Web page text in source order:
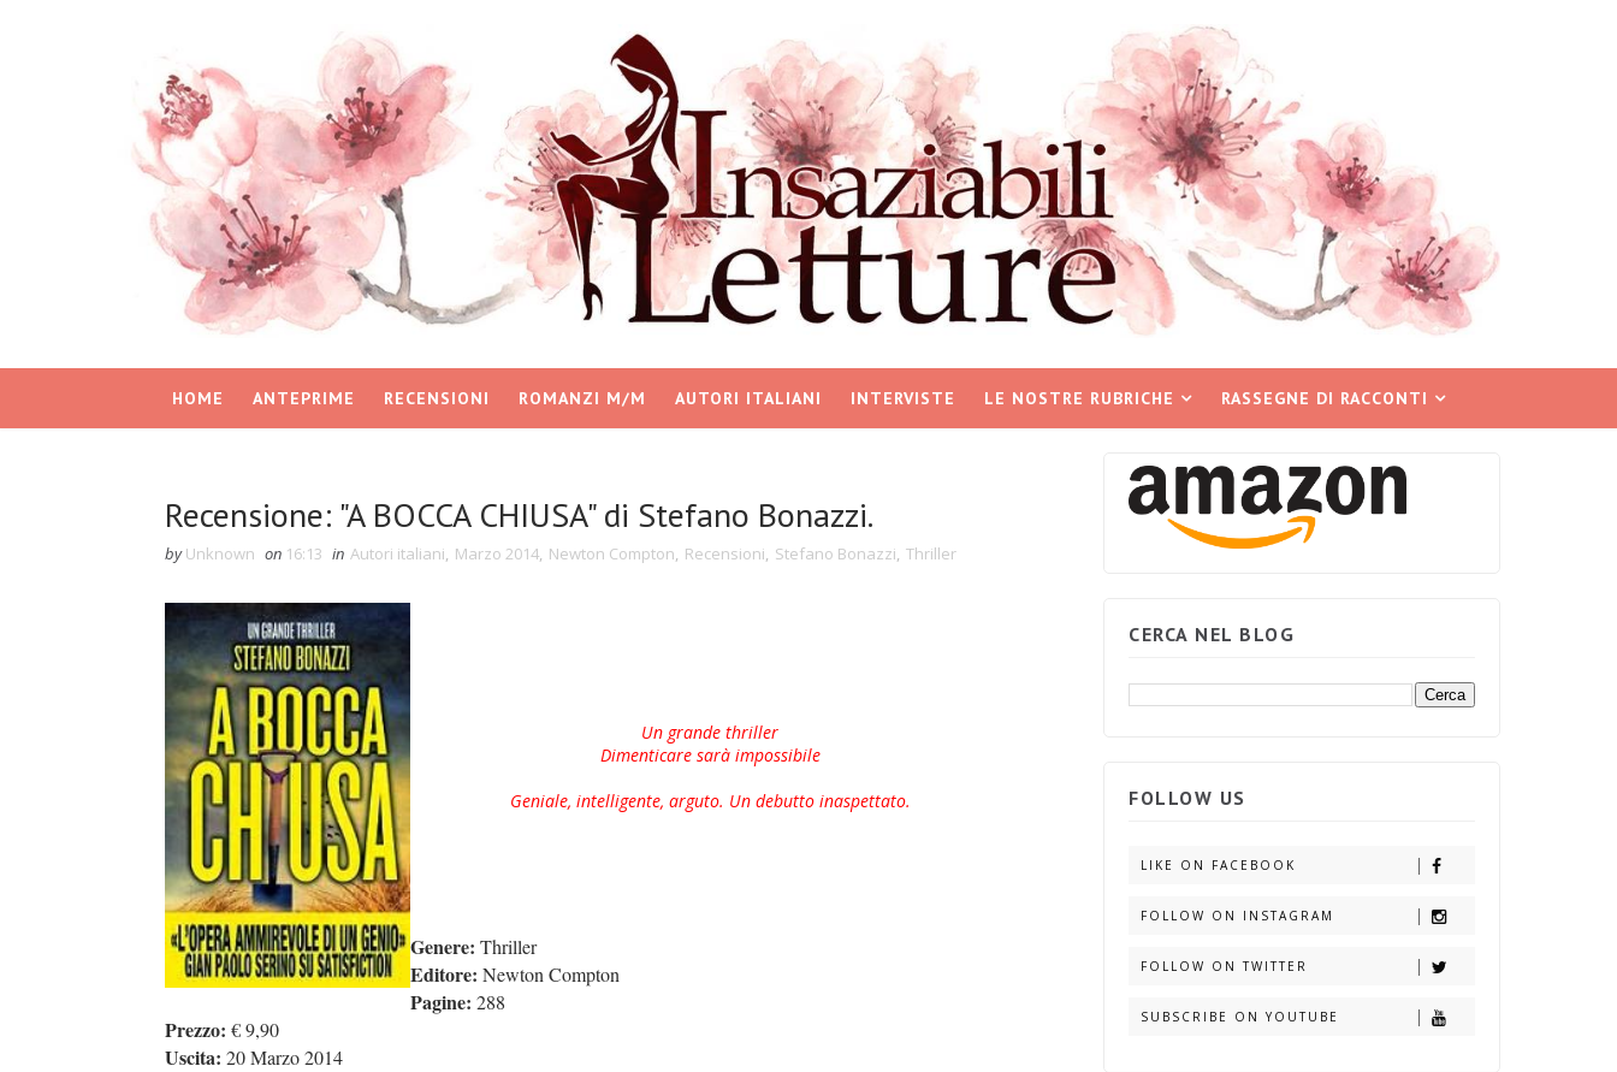
HOME ANTEPRIME RECENSIONI ROMANZI M/M AUTORI ITALIANI INTERVISTE LE NOSTRE RUBRICHE RASSEGNE DI RACCONTI
Recensione: "A BOCCA CHIUSA" di Stefano Bonazzi.
by Unknown on 16:13 in Autori italiani, Marzo 2014, Newton Compton, Recensioni, Stefano Bonazzi, Thriller
Un grande thriller
Dimenticare sarà impossibile
Geniale, intelligente, arguto. Un debutto inaspettato.
Genere: Thriller
Editore: Newton Compton
Pagine: 288
Prezzo: € 9,90
Uscita: 20 Marzo 2014
CERCA NEL BLOG
FOLLOW US
LIKE ON FACEBOOK
FOLLOW ON INSTAGRAM
FOLLOW ON TWITTER
SUBSCRIBE ON YOUTUBE